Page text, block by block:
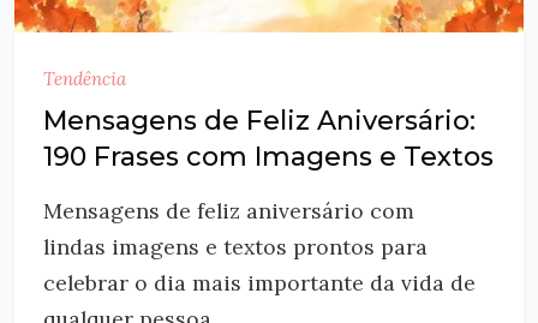
Tendência
Mensagens de Feliz Aniversário:
190 Frases com Imagens e Textos
Mensagens de feliz aniversário com
lindas imagens e textos prontos para
celebrar o dia mais importante da vida de